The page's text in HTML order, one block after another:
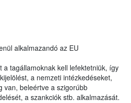
alkalmazandó az EU
a tagállamoknak kell lefektetniük, így
a nemzeti intézkedéseket,
van, beleértve a szigorúbb
a szankciók stb. alkalmazását.